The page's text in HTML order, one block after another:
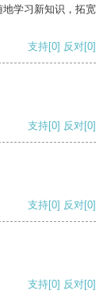
学习新知识，拓宽
支持[0] 反对[0]
支持[0] 反对[0]
支持[0] 反对[0]
支持[0] 反对[0]